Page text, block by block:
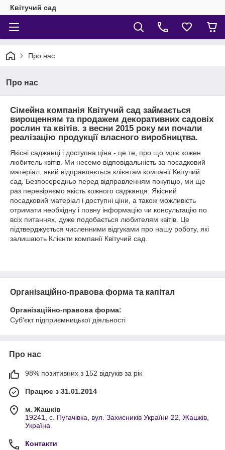
Квітучий сад
Про нас
Про нас
Сімейна компанія Квітучий сад займається
вирощенням та продажем декоративних садовіх
рослин та квітів. з весни 2015 року ми почали
реалізацію продукції власного виробництва.
Якісні саджанці і доступна ціна - це те, про що мріє кожен
любитель квітів. Ми несемо відповідальність за посадковий
матеріал, який відправляється клієнтам компанії Квітучий
сад. Безпосередньо перед відправленням покупцю, ми ще
раз перевіряємо якість кожного саджанця. Якісний
посадковий матеріал і доступні ціни, а також можливість
отримати необхідну і повну інформацію чи консультацію по
всіх питаннях, дуже подобається любителям квітів. Це
підтверджується численними відгуками про нашу роботу, які
залишають Клієнти компанії Квітучий сад.
Організаційно-правова форма та капітал
Організаційно-правова форма:
Суб'єкт підприємницької діяльності
Про нас
98% позитивних з 152 відгуків за рік
Працює з 31.01.2014
м. Жашків
19241, с. Пугачівка, вул. Захисників України 22, Жашків,
Україна
Контакти